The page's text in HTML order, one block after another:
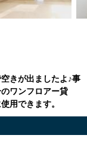
きが出ましたよ♪事
ワンフロアー貸
用できます。